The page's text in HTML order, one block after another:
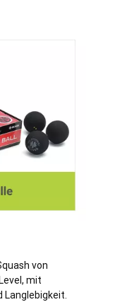
von
mit
Langlebigkeit.